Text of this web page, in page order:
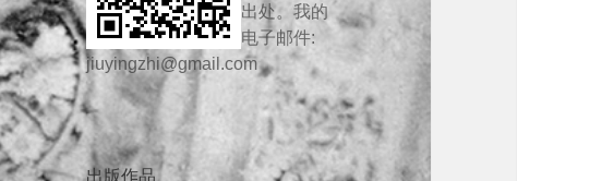
出处。我的
电子邮件:
jiuyingzhi@gmail.com
出版作品